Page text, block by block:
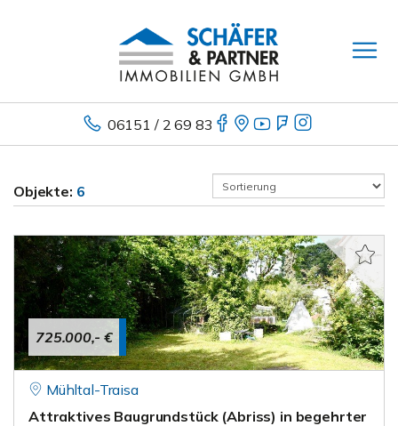
06151 / 2 69 83
Objekte: 6
725.000,- €
Mühltal-Traisa
Attraktives Baugrundstück (Abriss) in begehrter